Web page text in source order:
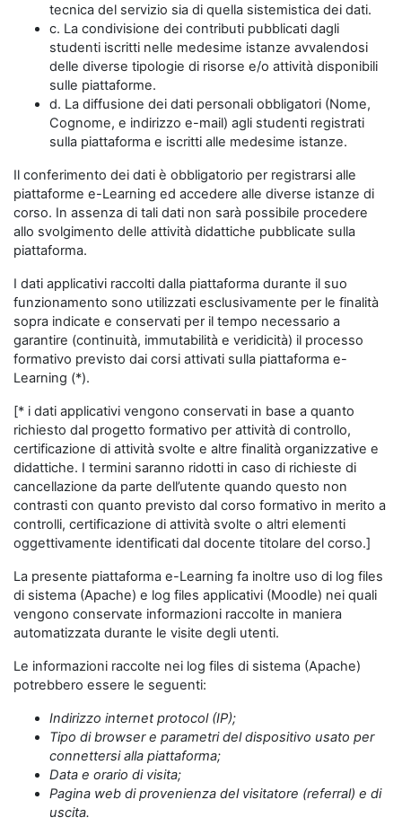
tecnica del servizio sia di quella sistemistica dei dati.
c. La condivisione dei contributi pubblicati dagli
studenti iscritti nelle medesime istanze avvalendosi
delle diverse tipologie di risorse e/o attività disponibili
sulle piattaforme.
d. La diffusione dei dati personali obbligatori (Nome,
Cognome, e indirizzo e-mail) agli studenti registrati
sulla piattaforma e iscritti alle medesime istanze.
Il conferimento dei dati è obbligatorio per registrarsi alle
piattaforme e-Learning ed accedere alle diverse istanze di
corso. In assenza di tali dati non sarà possibile procedere
allo svolgimento delle attività didattiche pubblicate sulla
piattaforma.
I dati applicativi raccolti dalla piattaforma durante il suo
funzionamento sono utilizzati esclusivamente per le finalità
sopra indicate e conservati per il tempo necessario a
garantire (continuità, immutabilità e veridicità) il processo
formativo previsto dai corsi attivati sulla piattaforma e-
Learning (*).
[* i dati applicativi vengono conservati in base a quanto
richiesto dal progetto formativo per attività di controllo,
certificazione di attività svolte e altre finalità organizzative e
didattiche. I termini saranno ridotti in caso di richieste di
cancellazione da parte dell’utente quando questo non
contrasti con quanto previsto dal corso formativo in merito a
controlli, certificazione di attività svolte o altri elementi
oggettivamente identificati dal docente titolare del corso.]
La presente piattaforma e-Learning fa inoltre uso di log files
di sistema (Apache) e log files applicativi (Moodle) nei quali
vengono conservate informazioni raccolte in maniera
automatizzata durante le visite degli utenti.
Le informazioni raccolte nei log files di sistema (Apache)
potrebbero essere le seguenti:
Indirizzo internet protocol (IP);
Tipo di browser e parametri del dispositivo usato per
connettersi alla piattaforma;
Data e orario di visita;
Pagina web di provenienza del visitatore (referral) e di
uscita.